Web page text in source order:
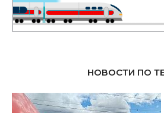
НОВОСТИ ПО